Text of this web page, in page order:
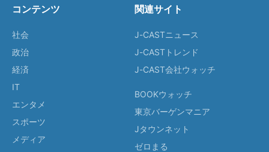
コンテンツ
社会
政治
経済
IT
エンタメ
スポーツ
メディア
関連サイト
J-CASTニュース
J-CASTトレンド
J-CAST会社ウォッチ
BOOKウォッチ
東京バーゲンマニア
Jタウンネット
ゼロまる